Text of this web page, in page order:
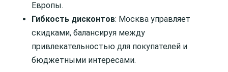
Европы.
Гибкость дисконтов: Москва управляет
скидками, балансируя между
привлекательностью для покупателей и
бюджетными интересами.